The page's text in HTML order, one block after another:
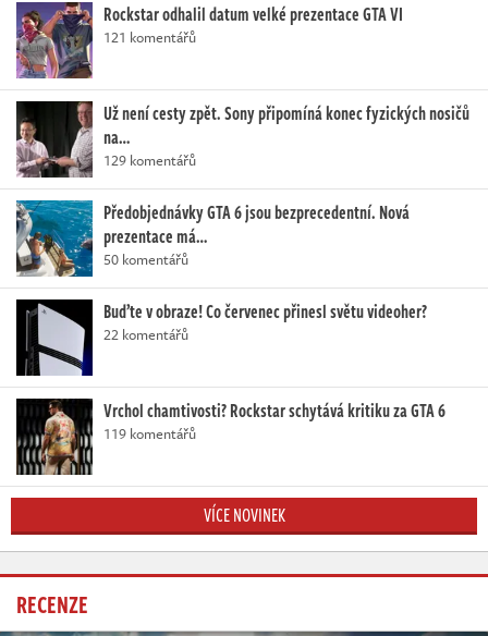
Rockstar odhalil datum velké prezentace GTA VI
121 komentářů
Už není cesty zpět. Sony připomíná konec fyzických nosičů
na…
129 komentářů
Předobjednávky GTA 6 jsou bezprecedentní. Nová
prezentace má…
50 komentářů
Buďte v obraze! Co červenec přinesl světu videoher?
22 komentářů
Vrchol chamtivosti? Rockstar schytává kritiku za GTA 6
119 komentářů
VÍCE NOVINEK
RECENZE